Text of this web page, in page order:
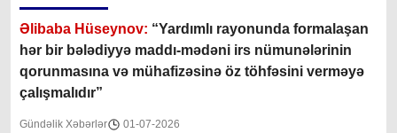
Əlibaba Hüseynov: “Yardımlı rayonunda formalaşan
hər bir bələdiyyə maddı-mədəni irs nümunələrinin
qorunmasına və mühafizəsinə öz töhfəsini verməyə
çalışmalıdır”
Gündəlik Xəbərlər 01-07-2026